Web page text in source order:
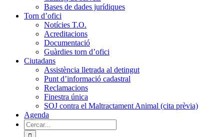
Bases de dades jurídiques
Torn d’ofici
Notícies T.O.
Acreditacions
Documentació
Guàrdies torn d’ofici
Ciutadans
Assistència lletrada al detingut
Punt d’informació cadastral
Reclamacions
Finestra única
SOJ contra el Maltractament Animal (cita prèvia)
Agenda
Cerca
…